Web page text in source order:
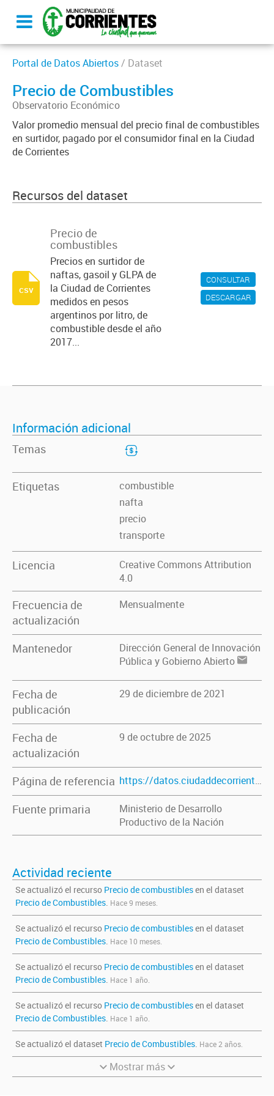
Portal de Datos Abiertos/ Dataset
Precio de Combustibles
Observatorio Económico
Valor promedio mensual del precio final de combustibles
en surtidor, pagado por el consumidor final en la Ciudad
de Corrientes
Recursos del dataset
CONSULTAR
DESCARGAR
Precio de
combustibles
Precios en surtidor de
naftas, gasoil y GLPA de
la Ciudad de Corrientes
medidos en pesos
argentinos por litro, de
combustible desde el año
2017...
csv
Información adicional
Temas
Etiquetas
combustible
nafta
precio
transporte
Licencia
Creative Commons Attribution
4.0
Frecuencia de
actualización
Mensualmente
Mantenedor
Dirección General de Innovación
Pública y Gobierno Abierto
Fecha de
publicación
29 de diciembre de 2021
Fecha de
actualización
9 de octubre de 2025
Página de referencia https://datos.ciudaddecorrientes.gov.ar/dataset/precio-de-combustibles
Fuente primaria
Ministerio de Desarrollo
Productivo de la Nación
Actividad reciente
Se actualizó el recurso Precio de combustiblesen el dataset
Precio de Combustibles. Hace 9 meses.
Se actualizó el recurso Precio de combustiblesen el dataset
Precio de Combustibles. Hace 10 meses.
Se actualizó el recurso Precio de combustiblesen el dataset
Precio de Combustibles. Hace 1 año.
Se actualizó el recurso Precio de combustiblesen el dataset
Precio de Combustibles. Hace 1 año.
Se actualizó el dataset Precio de Combustibles. Hace 2 años.
Mostrar más